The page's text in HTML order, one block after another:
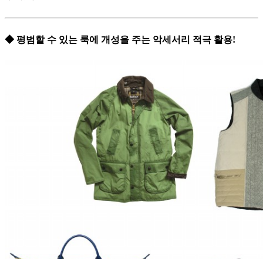
◆ 평범할 수 있는 룩에 개성을 주는 악세서리 적극 활용!